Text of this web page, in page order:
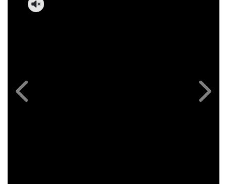
Previous Next